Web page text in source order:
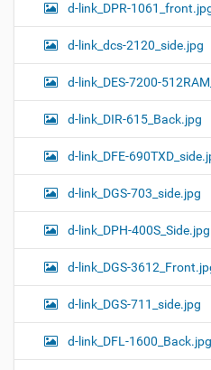
d-link_DPR-
d-link_dcs-2120_side.jpg
d-link_DES-7200-
d-link_DIR-615_Back.jpg
d-link_DFE-
d-link_DGS-703_side.jpg
d-link_DPH-400S_Side.jpg
d-link_DGS-
d-link_DGS-711_side.jpg
d-link_DFL-1600_Back.jpg